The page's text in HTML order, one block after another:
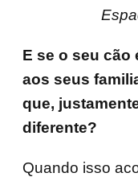
E se o seu cão
aos seus
que,
diferente?
Quando isso